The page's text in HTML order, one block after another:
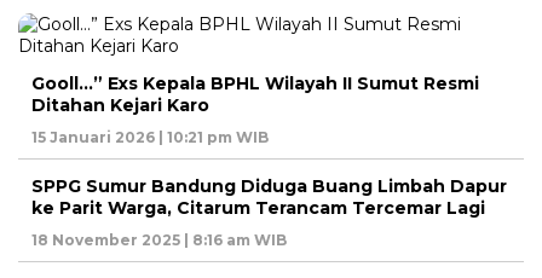
Gooll…” Exs Kepala BPHL Wilayah II Sumut Resmi
Ditahan Kejari Karo
15 Januari 2026 | 10:21 pm WIB
SPPG Sumur Bandung Diduga Buang Limbah Dapur
ke Parit Warga, Citarum Terancam Tercemar Lagi
18 November 2025 | 8:16 am WIB